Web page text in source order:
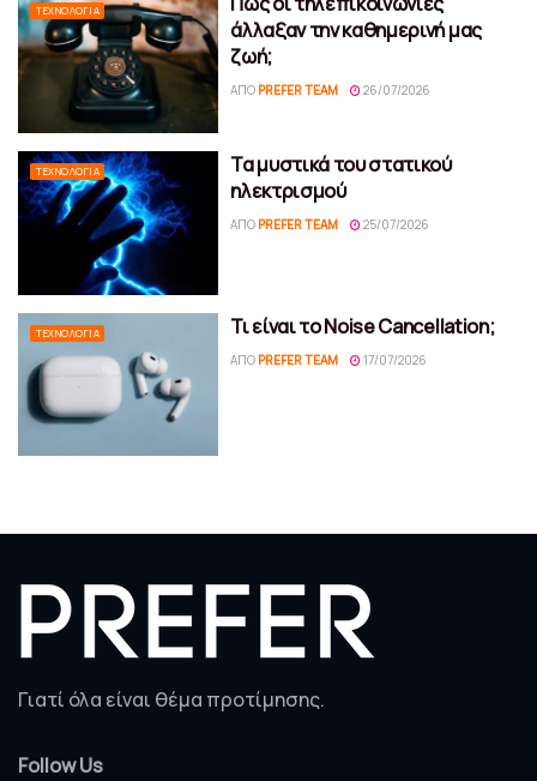
ΤΕΧΝΟΛΟΓΊΑ
άλλαξαν την καθημερινή μας
ζωή;
ΑΠΌ PREFER TEAM 26/07/2026
ΤΕΧΝΟΛΟΓΊΑ
Τα μυστικά του στατικού
ηλεκτρισμού
ΑΠΌ PREFER TEAM 25/07/2026
ΤΕΧΝΟΛΟΓΊΑ Τι είναι το Noise Cancellation;
ΑΠΌ PREFER TEAM 17/07/2026
Γιατί όλα είναι θέμα προτίμησης.
Follow Us